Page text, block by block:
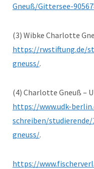
Gneuß/Gittersee-
(3) Wibke Charlotte
https://rwstiftung.de/
gneuss/.
(4) Charlotte Gneuß –
https://www.udk-
schreiben/
gneuss/.
https://